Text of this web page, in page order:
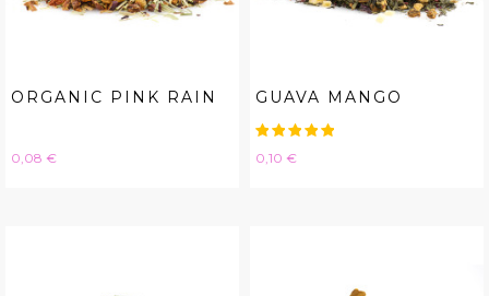
ORGANIC PINK RAIN
Hinta
0,08 €
GUAVA MANGO
Hinta
0,10 €